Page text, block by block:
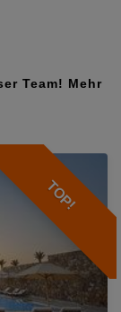
Team! Mehr
TOP!